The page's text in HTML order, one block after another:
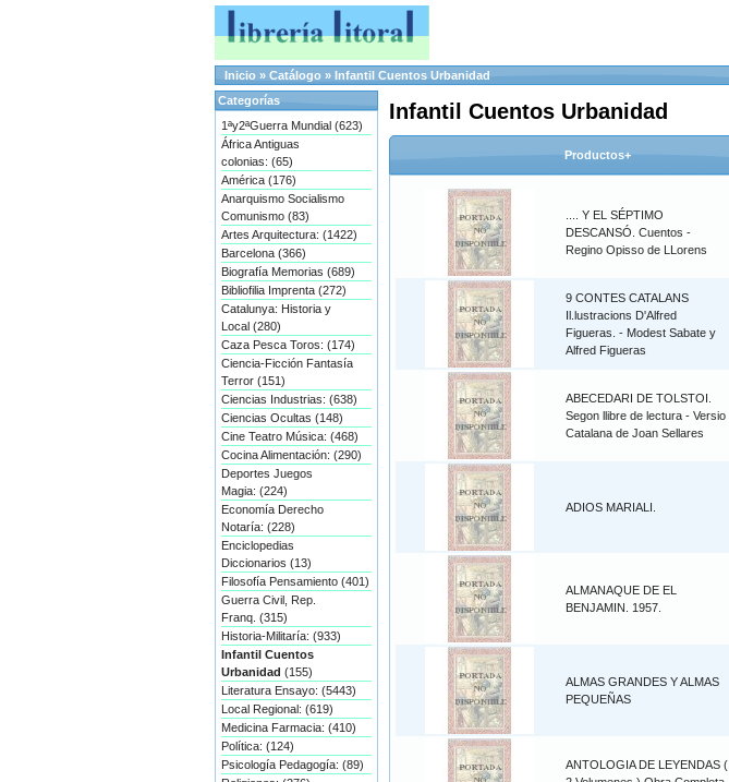
Inicio » Catálogo » Infantil Cuentos Urbanidad
Infantil Cuentos Urbanidad
Productos+
.... Y EL SÉPTIMO
DESCANSÓ. Cuentos -
Regino Opisso de LLorens
9 CONTES CATALANS
Il.lustracions D'Alfred
Figueras. - Modest Sabate y
Alfred Figueras
ABECEDARI DE TOLSTOI.
Segon llibre de lectura - Versio
Catalana de Joan Sellares
ADIOS MARIALI.
ALMANAQUE DE EL
BENJAMIN. 1957.
ALMAS GRANDES Y ALMAS
PEQUEÑAS
ANTOLOGIA DE LEYENDAS (
Categorías
1ªy2ªGuerra Mundial (623)
África Antiguas
colonias: (65)
América (176)
Anarquismo Socialismo
Comunismo (83)
Artes Arquitectura: (1422)
Barcelona (366)
Biografía Memorias (689)
Bibliofilia Imprenta (272)
Catalunya: Historia y
Local (280)
Caza Pesca Toros: (174)
Ciencia-Ficción Fantasía
Terror (151)
Ciencias Industrias: (638)
Ciencias Ocultas (148)
Cine Teatro Música: (468)
Cocina Alimentación: (290)
Deportes Juegos
Magia: (224)
Economía Derecho
Notaría: (228)
Enciclopedias
Diccionarios (13)
Filosofía Pensamiento (401)
Guerra Civil, Rep.
Franq. (315)
Historia-Militaría: (933)
Infantil Cuentos
Urbanidad (155)
Literatura Ensayo: (5443)
Local Regional: (619)
Medicina Farmacia: (410)
Política: (124)
Psicología Pedagogía: (89)